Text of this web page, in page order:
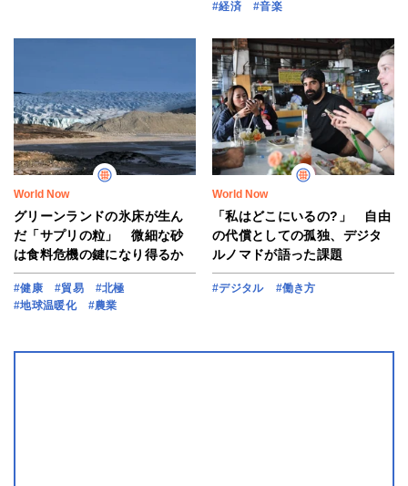
#経済
#音楽
World Now
グリーンランドの氷床が生ん
だ「サプリの粒」 微細な砂
は食料危機の鍵になり得るか
#健康 #貿易
#北極
#地球温暖化
#農業
World Now
「私はどこにいるの?」 自由
の代償としての孤独、デジタ
ルノマドが語った課題
#デジタル #働き方